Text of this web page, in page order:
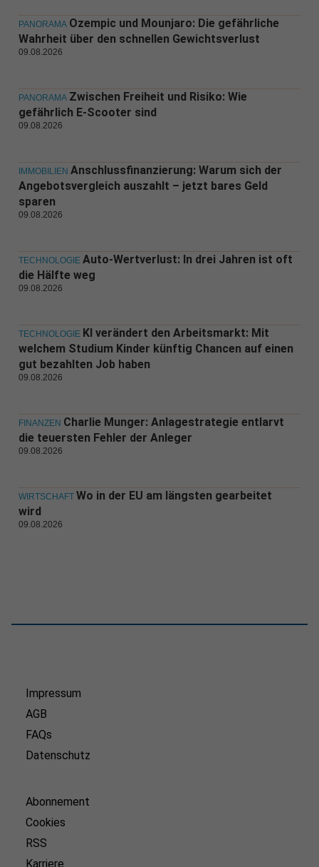
PANORAMA Ozempic und Mounjaro: Die gefährliche
Wahrheit über den schnellen Gewichtsverlust
09.08.2026
PANORAMA Zwischen Freiheit und Risiko: Wie
gefährlich E-Scooter sind
09.08.2026
IMMOBILIEN Anschlussfinanzierung: Warum sich der
Angebotsvergleich auszahlt – jetzt bares Geld
sparen
09.08.2026
TECHNOLOGIE Auto-Wertverlust: In drei Jahren ist oft
die Hälfte weg
09.08.2026
TECHNOLOGIE KI verändert den Arbeitsmarkt: Mit
welchem Studium Kinder künftig Chancen auf einen
gut bezahlten Job haben
09.08.2026
FINANZEN Charlie Munger: Anlagestrategie entlarvt
die teuersten Fehler der Anleger
09.08.2026
WIRTSCHAFT Wo in der EU am längsten gearbeitet
wird
09.08.2026
Impressum
AGB
FAQs
Datenschutz
Abonnement
Cookies
RSS
Karriere